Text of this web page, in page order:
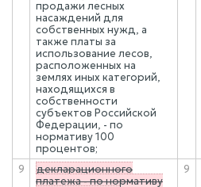
продажи лесных
насаждений для
собственных нужд, а
также платы за
использование лесов,
расположенных на
землях иных категорий,
находящихся в
собственности
субъектов Российской
Федерации, - по
нормативу 100
процентов;
9
декларационного
платежа - по нормативу
9